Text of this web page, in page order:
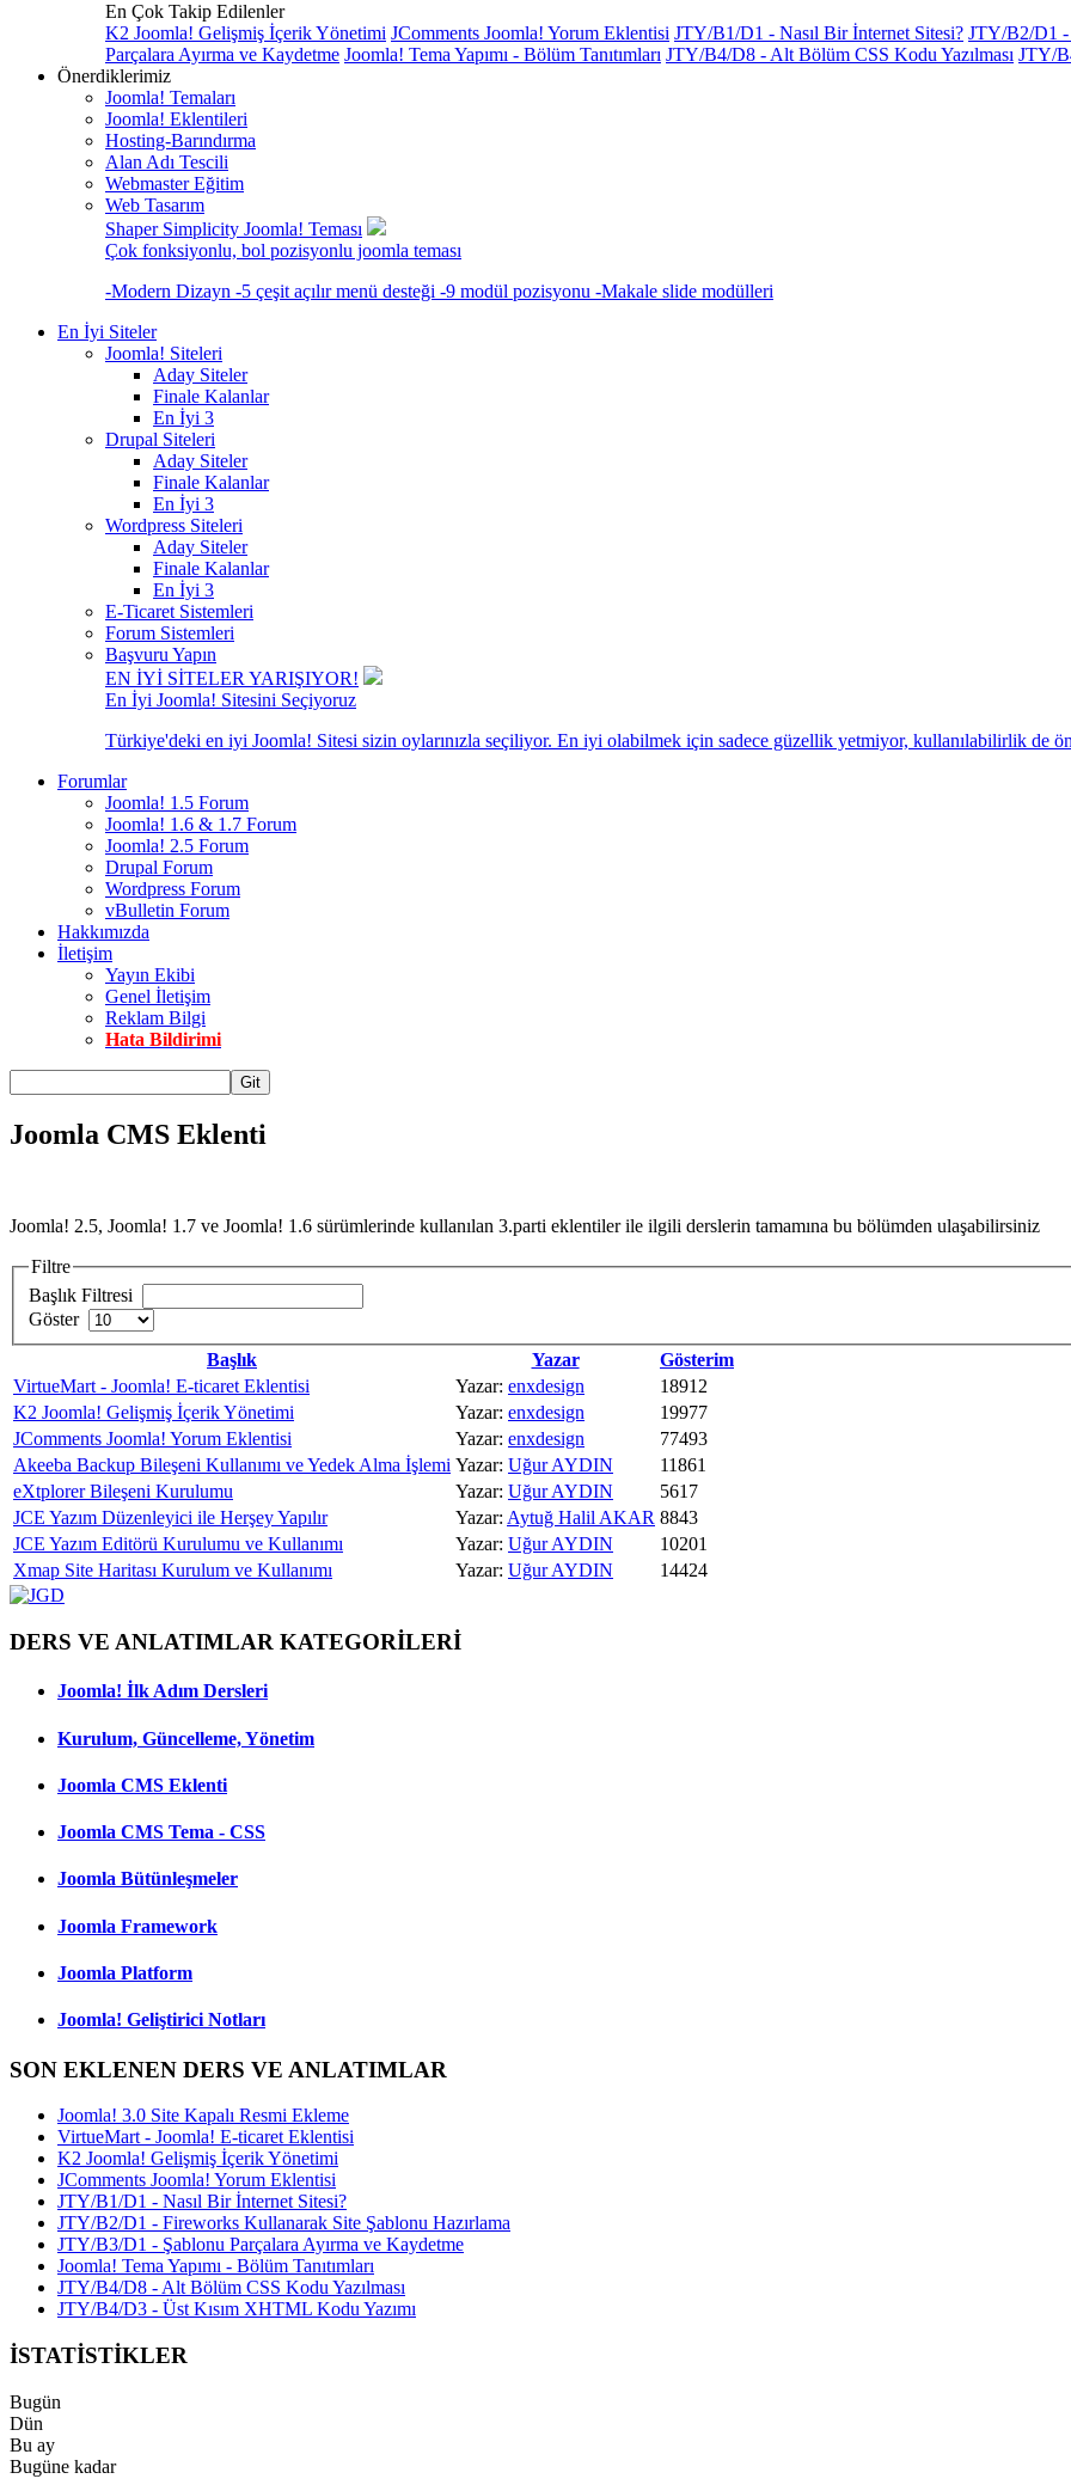
En Çok Takip Edilenler
K2 Joomla! Gelişmiş İçerik Yönetimi JComments Joomla! Yorum Eklentisi JTY/B1/D1 - Nasıl Bir İnternet Sitesi? JTY/B2/D1 -
Parçalara Ayırma ve Kaydetme Joomla! Tema Yapımı - Bölüm Tanıtımları JTY/B4/D8 - Alt Bölüm CSS Kodu Yazılması JTY/
Önerdiklerimiz
Joomla! Temaları
Joomla! Eklentileri
Hosting-Barındırma
Alan Adı Tescili
Webmaster Eğitim
Web Tasarım
Shaper Simplicity Joomla! Teması
Çok fonksiyonlu, bol pozisyonlu joomla teması
-Modern Dizayn -5 çeşit açılır menü desteği -9 modül pozisyonu -Makale slide modülleri
En İyi Siteler
Joomla! Siteleri
Aday Siteler
Finale Kalanlar
En İyi 3
Drupal Siteleri
Aday Siteler
Finale Kalanlar
En İyi 3
Wordpress Siteleri
Aday Siteler
Finale Kalanlar
En İyi 3
E-Ticaret Sistemleri
Forum Sistemleri
Başvuru Yapın
EN İYİ SİTELER YARIŞIYOR!
En İyi Joomla! Sitesini Seçiyoruz
Türkiye'deki en iyi Joomla! Sitesi sizin oylarınızla seçiliyor. En iyi olabilmek için sadece güzellik yetmiyor, kullanılabilirlik de
Forumlar
Joomla! 1.5 Forum
Joomla! 1.6 & 1.7 Forum
Joomla! 2.5 Forum
Drupal Forum
Wordpress Forum
vBulletin Forum
Hakkımızda
İletişim
Yayın Ekibi
Genel İletişim
Reklam Bilgi
Hata Bildirimi
Git
Joomla CMS Eklenti
Joomla! 2.5, Joomla! 1.7 ve Joomla! 1.6 sürümlerinde kullanılan 3.parti eklentiler ile ilgili derslerin tamamına bu bölümden ulaşabilirsiniz
Filtre
Başlık Filtresi
Göster
Başlık
Yazar
Gösterim
VirtueMart - Joomla! E-ticaret Eklentisi
Yazar: enxdesign
18912
K2 Joomla! Gelişmiş İçerik Yönetimi
Yazar: enxdesign
19977
JComments Joomla! Yorum Eklentisi
Yazar: enxdesign
77493
Akeeba Backup Bileşeni Kullanımı ve Yedek Alma İşlemi Yazar: Uğur AYDIN
11861
eXtplorer Bileşeni Kurulumu
Yazar: Uğur AYDIN
5617
JCE Yazım Düzenleyici ile Herşey Yapılır
Yazar: Aytuğ Halil AKAR 8843
JCE Yazım Editörü Kurulumu ve Kullanımı
Yazar: Uğur AYDIN
10201
Xmap Site Haritası Kurulum ve Kullanımı
Yazar: Uğur AYDIN 14424
DERS VE ANLATIMLAR KATEGORİLERİ
Joomla! İlk Adım Dersleri
Kurulum, Güncelleme, Yönetim
Joomla CMS Eklenti
Joomla CMS Tema - CSS
Joomla Bütünleşmeler
Joomla Framework
Joomla Platform
Joomla! Geliştirici Notları
SON EKLENEN DERS VE ANLATIMLAR
Joomla! 3.0 Site Kapalı Resmi Ekleme
VirtueMart - Joomla! E-ticaret Eklentisi
K2 Joomla! Gelişmiş İçerik Yönetimi
JComments Joomla! Yorum Eklentisi
JTY/B1/D1 - Nasıl Bir İnternet Sitesi?
JTY/B2/D1 - Fireworks Kullanarak Site Şablonu Hazırlama
JTY/B3/D1 - Şablonu Parçalara Ayırma ve Kaydetme
Joomla! Tema Yapımı - Bölüm Tanıtımları
JTY/B4/D8 - Alt Bölüm CSS Kodu Yazılması
JTY/B4/D3 - Üst Kısım XHTML Kodu Yazımı
İSTATİSTİKLER
Bugün
Dün
Bu ay
Bugüne kadar